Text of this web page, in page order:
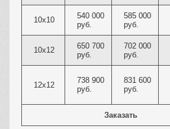
10х10
540 000
руб.
585 000
руб.
10х12
650 700
руб.
702 000
руб.
12х12
738 900
руб.
831 600
руб.
Заказать